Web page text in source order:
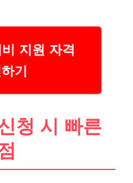
지원 자격
기
청 시 빠른